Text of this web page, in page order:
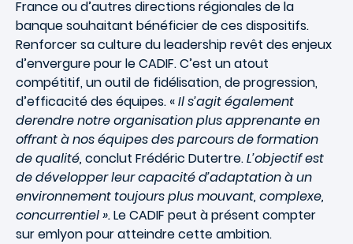
France ou d’autres directions régionales de la
banque souhaitant bénéficier de ces dispositifs.
Renforcer sa culture du leadership revêt des enjeux
d’envergure pour le CADIF. C’est un atout
compétitif, un outil de fidélisation, de progression,
d’efficacité des équipes. «Il s’agit également
derendre notre organisation plus apprenante en
offrant à nos équipes des parcours de formation
de qualité, conclut Frédéric Dutertre.L’objectif est
de développer leur capacité d’adaptation à un
environnement toujours plus mouvant, complexe,
concurrentiel ».Le CADIF peut à présent compter
sur emlyon pour atteindre cette ambition.